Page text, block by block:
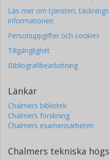
Läs mer om tjänsten,
informationen
Personuppgifter och cookies
Tillgänglighet
Bibliografibearbetning
Länkar
Chalmers bibliotek
Chalmers forskning
Chalmers examensarbeten
Chalmers tekniska